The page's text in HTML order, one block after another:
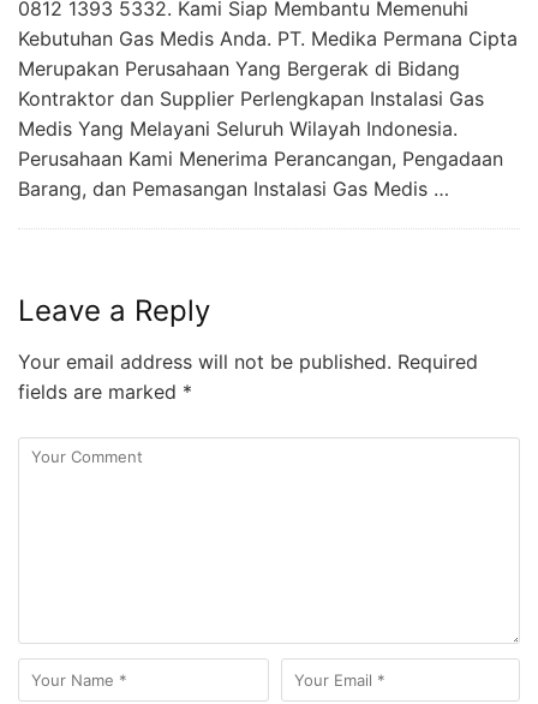
0812 1393 5332. Kami Siap Membantu Memenuhi
Kebutuhan Gas Medis Anda. PT. Medika Permana Cipta
Merupakan Perusahaan Yang Bergerak di Bidang
Kontraktor dan Supplier Perlengkapan Instalasi Gas
Medis Yang Melayani Seluruh Wilayah Indonesia.
Perusahaan Kami Menerima Perancangan, Pengadaan
Barang, dan Pemasangan Instalasi Gas Medis …
Leave a Reply
Your email address will not be published. Required
fields are marked *